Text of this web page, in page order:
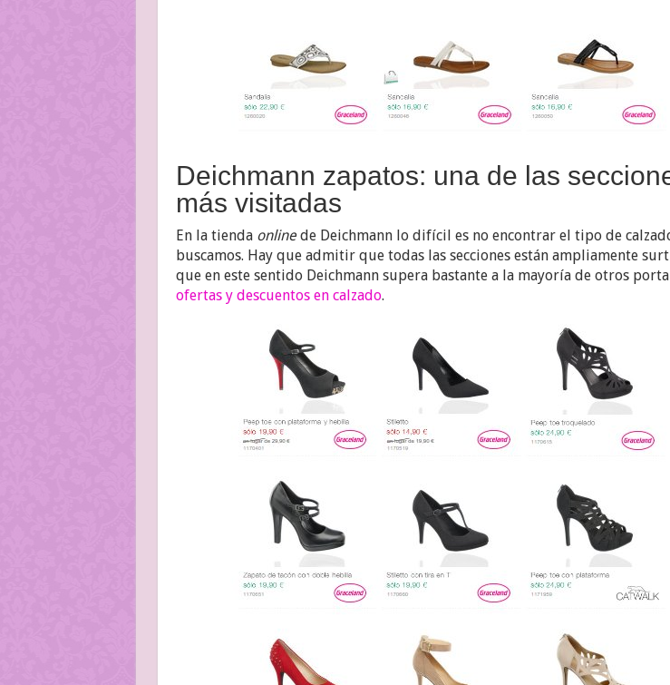
Deichmann zapatos: una de las
más visitadas
En la tienda onlinede Deichmann lo difícil es no encontrar el tipo de
buscamos. Hay que admitir que todas las secciones están ampliamente
que en este sentido Deichmann supera bastante a la mayoría de otros
ofertas y descuentos en calzado.